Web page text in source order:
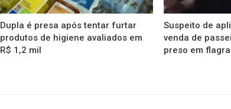
Dupla é presa após tentar furtar
produtos de higiene avaliados em
R$ 1,2 mil
Suspeito de
venda de
preso em